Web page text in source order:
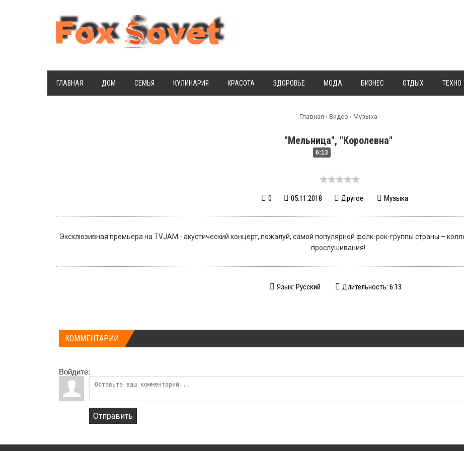
ГЛАВНАЯ ДОМ СЕМЬЯ КУЛИНАРИЯ КРАСОТА ЗДОРОВЬЕ МОДА БИЗНЕС ОТДЫХ ТЕХНО
Главная › Видео › Музыка
"Мельница", "Королевна"
6:13
0 05.11.2018 Другое Музыка
Эксклюзивная премьера на TVJAM - акустический концерт, пожалуй, самой популярной фолк-рок-группы страны –
прослушивания!
Язык: Русский Длительность: 6:13
КОММЕНТАРИИ
Войдите:
Отправить